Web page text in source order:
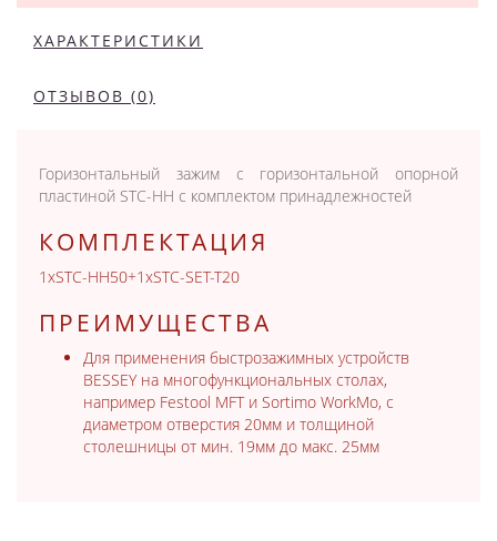
ХАРАКТЕРИСТИКИ
ОТЗЫВОВ (0)
Горизонтальный зажим с горизонтальной опорной
пластиной STC-HH с комплектом принадлежностей
КОМПЛЕКТАЦИЯ
1xSTC-HH50+1xSTC-SET-T20
ПРЕИМУЩЕСТВА
Для применения быстрозажимных устройств
BESSEY на многофункциональных столах,
например Festool MFT и Sortimo WorkMo, с
диаметром отверстия 20мм и толщиной
столешницы от мин. 19мм до макс. 25мм